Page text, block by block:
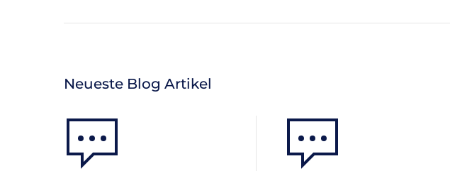
Neueste Blog Artikel